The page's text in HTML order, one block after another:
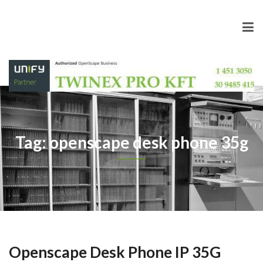
Tag: openscape desk phone 35g
Openscape Desk Phone IP 35G